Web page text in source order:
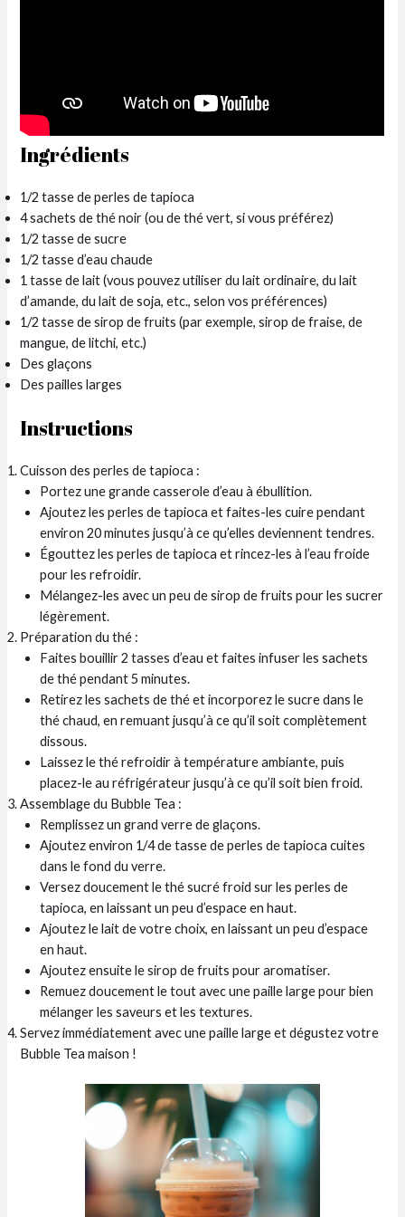
Ingrédients
1/2 tasse de perles de tapioca
4 sachets de thé noir (ou de thé vert, si vous préférez)
1/2 tasse de sucre
1/2 tasse d’eau chaude
1 tasse de lait (vous pouvez utiliser du lait ordinaire, du lait
d’amande, du lait de soja, etc., selon vos préférences)
1/2 tasse de sirop de fruits (par exemple, sirop de fraise, de
mangue, de litchi, etc.)
Des glaçons
Des pailles larges
Instructions
Cuisson des perles de tapioca :
Portez une grande casserole d’eau à ébullition.
Ajoutez les perles de tapioca et faites-les cuire pendant
environ 20 minutes jusqu’à ce qu’elles deviennent tendres.
Égouttez les perles de tapioca et rincez-les à l’eau froide
pour les refroidir.
Mélangez-les avec un peu de sirop de fruits pour les sucrer
légèrement.
Préparation du thé :
Faites bouillir 2 tasses d’eau et faites infuser les sachets
de thé pendant 5 minutes.
Retirez les sachets de thé et incorporez le sucre dans le
thé chaud, en remuant jusqu’à ce qu’il soit complètement
dissous.
Laissez le thé refroidir à température ambiante, puis
placez-le au réfrigérateur jusqu’à ce qu’il soit bien froid.
Assemblage du Bubble Tea :
Remplissez un grand verre de glaçons.
Ajoutez environ 1/4 de tasse de perles de tapioca cuites
dans le fond du verre.
Versez doucement le thé sucré froid sur les perles de
tapioca, en laissant un peu d’espace en haut.
Ajoutez le lait de votre choix, en laissant un peu d’espace
en haut.
Ajoutez ensuite le sirop de fruits pour aromatiser.
Remuez doucement le tout avec une paille large pour bien
mélanger les saveurs et les textures.
Servez immédiatement avec une paille large et dégustez votre
Bubble Tea maison !